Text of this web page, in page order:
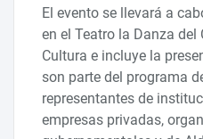
El evento se llevará a
en el Teatro la Danza del
Cultura e incluye la
son parte del programa
representantes de
empresas privadas,